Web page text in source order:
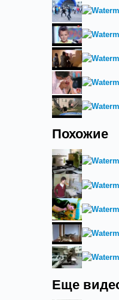
Похожие
Еще